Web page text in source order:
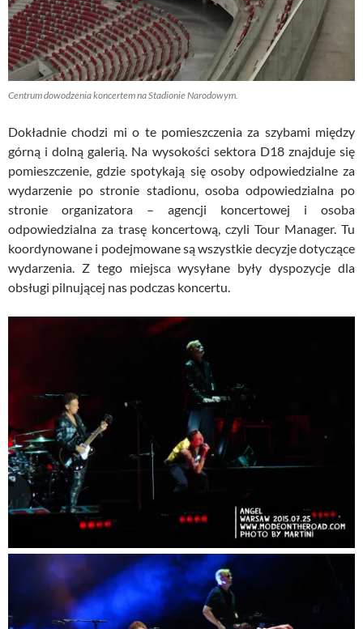
Centrum dowodzenia koncertem na Stadionie Narodowym.
Dokładnie chodzi mi o te pomieszczenia za szybami między
górną i dolną galerią. Na wysokości sektora D18 znajduje się
pomieszczenie, gdzie spotykają się osoby odpowiedzialne za
wydarzenie po stronie stadionu, osoba odpowiedzialna po
stronie organizatora – agencji koncertowej i osoba
odpowiedzialna za trasę koncertową, czyli Tour Manager. Tu
koordynowane i podejmowane są wszystkie decyzje dotyczące
wydarzenia. Z tego miejsca wysyłane były dyspozycje dla
obsługi pilnującej nas podczas koncertu.